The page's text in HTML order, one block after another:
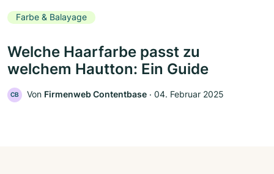
Farbe & Balayage
Welche Haarfarbe passt zu
welchem Hautton: Ein Guide
CB Von Firmenweb Contentbase ‧ 04. Februar 2025